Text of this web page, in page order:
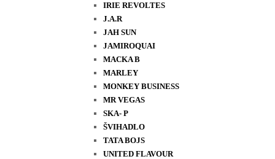
IRIE REVOLTES
J.A.R
JAH SUN
JAMIROQUAI
MACKA B
MARLEY
MONKEY BUSINESS
MR VEGAS
SKA- P
ŠVIHADLO
TATA BOJS
UNITED FLAVOUR